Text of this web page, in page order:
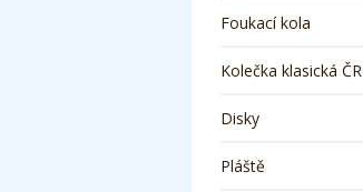
Foukací kola
Kolečka klasická ČR
Disky
Pláště